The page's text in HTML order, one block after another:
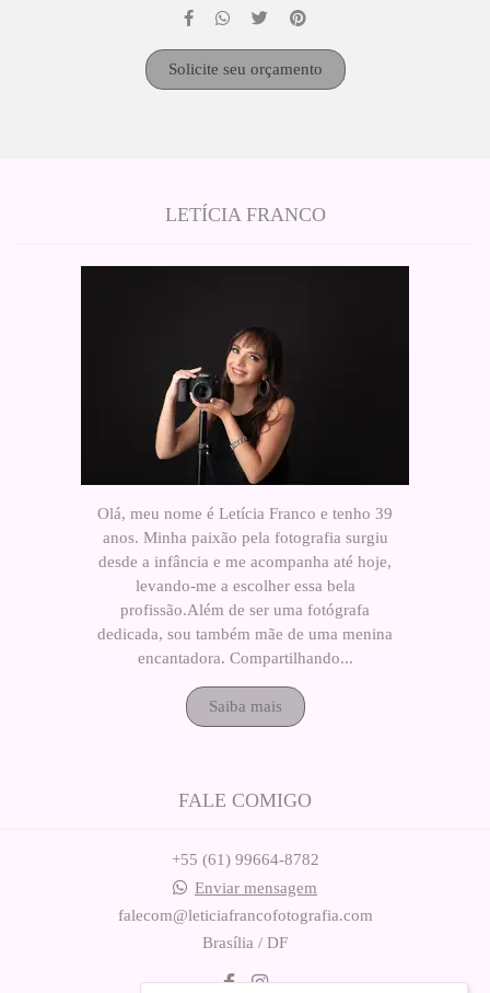
Solicite seu orçamento
LETÍCIA FRANCO
Olá, meu nome é Letícia Franco e tenho 39
anos. Minha paixão pela fotografia surgiu
desde a infância e me acompanha até hoje,
levando-me a escolher essa bela
profissão.Além de ser uma fotógrafa
dedicada, sou também mãe de uma menina
encantadora. Compartilhando...
Saiba mais
FALE COMIGO
+55 (61) 99664-8782
Enviar mensagem
falecom@leticiafrancofotografia.com
Brasília / DF